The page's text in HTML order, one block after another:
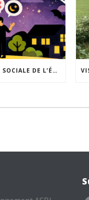
ACCEPTABILITÉ SOCIALE DE L’ÉCLAIRAGE NOCTURNE : LE REPLAY EST DISPONIBLE